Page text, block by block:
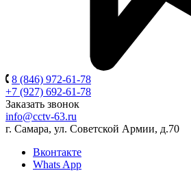
8 (846) 972-61-78
+7 (927) 692-61-78
Заказать звонок
info@cctv-63.ru
г. Самара, ул. Советской Армии, д.70
Вконтакте
Whats App